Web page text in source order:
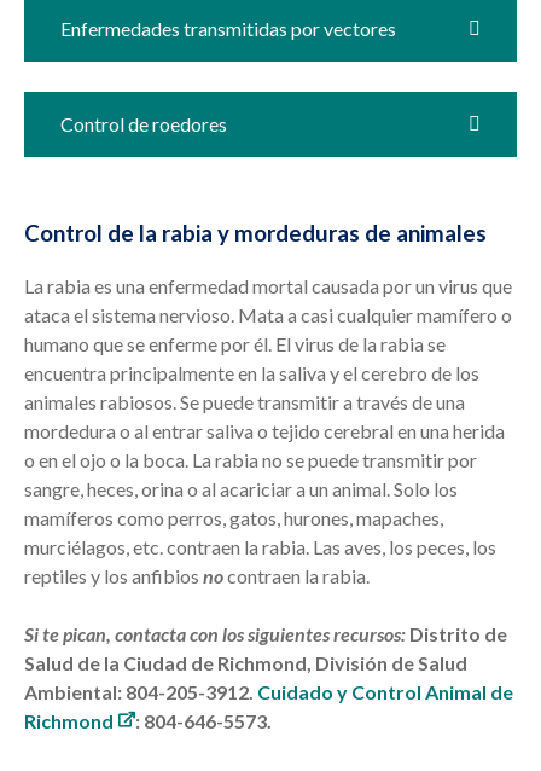
Enfermedades transmitidas por vectores
Control de roedores
Control de la rabia y mordeduras de animales
La rabia es una enfermedad mortal causada por un virus que
ataca el sistema nervioso. Mata a casi cualquier mamífero o
humano que se enferme por él. El virus de la rabia se
encuentra principalmente en la saliva y el cerebro de los
animales rabiosos. Se puede transmitir a través de una
mordedura o al entrar saliva o tejido cerebral en una herida
o en el ojo o la boca. La rabia no se puede transmitir por
sangre, heces, orina o al acariciar a un animal. Solo los
mamíferos como perros, gatos, hurones, mapaches,
murciélagos, etc. contraen la rabia. Las aves, los peces, los
reptiles y los anfibios nocontraen la rabia.
Si te pican, contacta con los siguientes recursos: Distrito de
Salud de la Ciudad de Richmond, División de Salud
Ambiental: 804-205-3912. Cuidado y Control Animal de
Richmond
: 804-646-5573.